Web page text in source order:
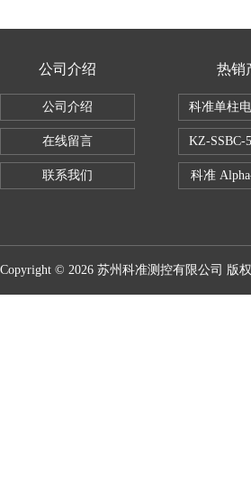
公司介绍
公司介绍
在线留言
联系我们
热销
科准单柱
KZ-SSBC-
科准
Copyright © 2026 苏州科准测控有限公司 版